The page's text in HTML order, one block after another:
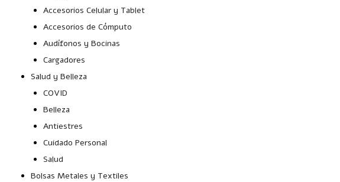
Accesorios Celular y Tablet
Accesorios de Cómputo
Audífonos y Bocinas
Cargadores
Salud y Belleza
COVID
Belleza
Antiestres
Cuidado Personal
Salud
Bolsas Metales y Textiles